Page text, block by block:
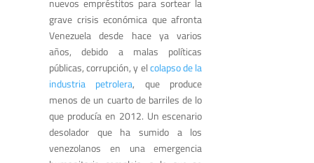
nuevos empréstitos para sortear la
grave crisis económica que afronta
Venezuela desde hace ya varios
años, debido a malas políticas
públicas, corrupción, y elcolapso de la
industria petrolera, que produce
menos de un cuarto de barriles de lo
que producía en 2012. Un escenario
desolador que ha sumido a los
venezolanos en una emergencia